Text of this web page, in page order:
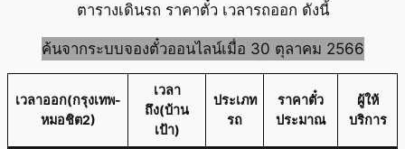
ตารางเดินรถ ราคาตั๋ว เวลารถออก ดังนี้
ค้นจากระบบจองตั๋วออนไลน์เมื่อ 30 ตุลาคม 2566
เวลาออก(กรุงเทพ-
หมอชิต2)
เวลา
ถึง(บ้าน
เป้า)
ประเภท
รถ
ราคาตั๋ว
ประมาณ
ผู้ให้
บริการ